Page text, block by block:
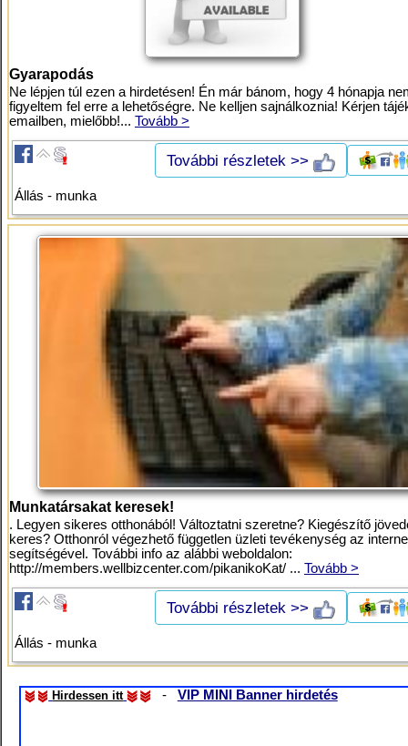
Gyarapodás
Ne lépjen túl ezen a hirdetésen! Én már bánom, hogy 4 hónapja
figyeltem fel erre a lehetőségre. Ne kelljen sajnálkoznia! Kérjen
emailben, mielőbb!... Tovább >
További részletek >>
Állás - munka
Munkatársakat keresek!
. Legyen sikeres otthonából! Változtatni szeretne? Kiegészítő
keres? Otthonról végezhető független üzleti tevékenység az
segítségével. További info az alábbi weboldalon:
http://members.wellbizcenter.com/pikanikoKat/ ... Tovább >
További részletek >>
Állás - munka
Hirdessen itt - VIP MINI Banner hirdetés